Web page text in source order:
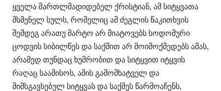
ყველა მართლმადიდებელ ქრისტიან, ამ სიტყვათა
მსმენელ სულს, რომელიც ამ ძეგლის წაკითხვის
შემდეგ არათუ მარტო არ მიატოვებს სოდომური
ცოდვის სიბილწეს და საქმით არ მოიმოქმედებს ამას,
არამედ თუნდაც ხუმრობით და სიტყვით იტყვის
რაღაც საამისოს, ამის გამომხატველ და
მიმსგავსებულ სიტყვას და საქმეს წარმოაჩენს,